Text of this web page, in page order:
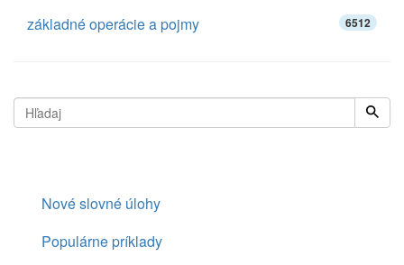
základné operácie a pojmy 6512
Nové slovné úlohy
Populárne príklady